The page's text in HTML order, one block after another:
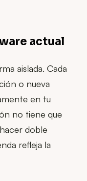
actual
aislada. Cada
o nueva
en tu
no tiene que
doble
refleja la